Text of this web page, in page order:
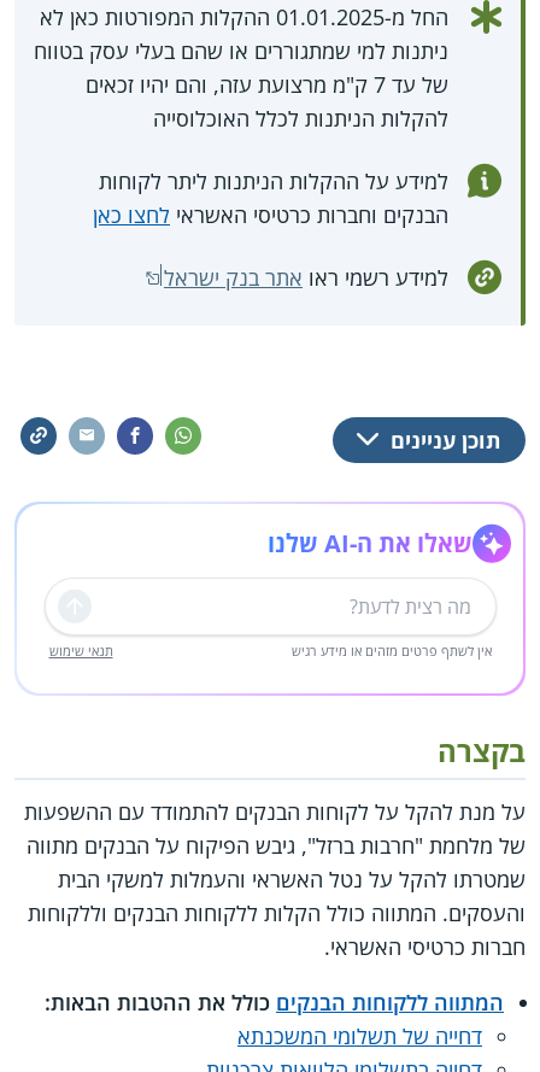
החל מ-01.01.2025 ההקלות המפורטות כאן לא
ניתנות למי שמתגוררים או שהם בעלי עסק בטווח
של עד 7 ק"מ מרצועת עזה, והם יהיו זכאים
להקלות הניתנות לכלל האוכלוסייה
למידע על ההקלות הניתנות ליתר לקוחות
הבנקים וחברות כרטיסי האשראי לחצו כאן
למידע רשמי ראו אתר בנק ישראל
תוכן עניינים
שאלו את ה-AI שלנו
שליחה
אין לשתף פרטים מזהים או מידע רגיש תנאי שימוש
בקצרה
על מנת להקל על לקוחות הבנקים להתמודד עם ההשפעות
של מלחמת "חרבות ברזל", גיבש הפיקוח על הבנקים מתווה
שמטרתו להקל על נטל האשראי והעמלות למשקי הבית
והעסקים. המתווה כולל הקלות ללקוחות הבנקים וללקוחות
חברות כרטיסי האשראי.
המתווה ללקוחות הבנקים כולל את ההטבות הבאות:
דחייה של תשלומי המשכנתא